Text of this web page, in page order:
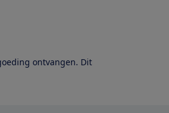
ontvangen. Dit